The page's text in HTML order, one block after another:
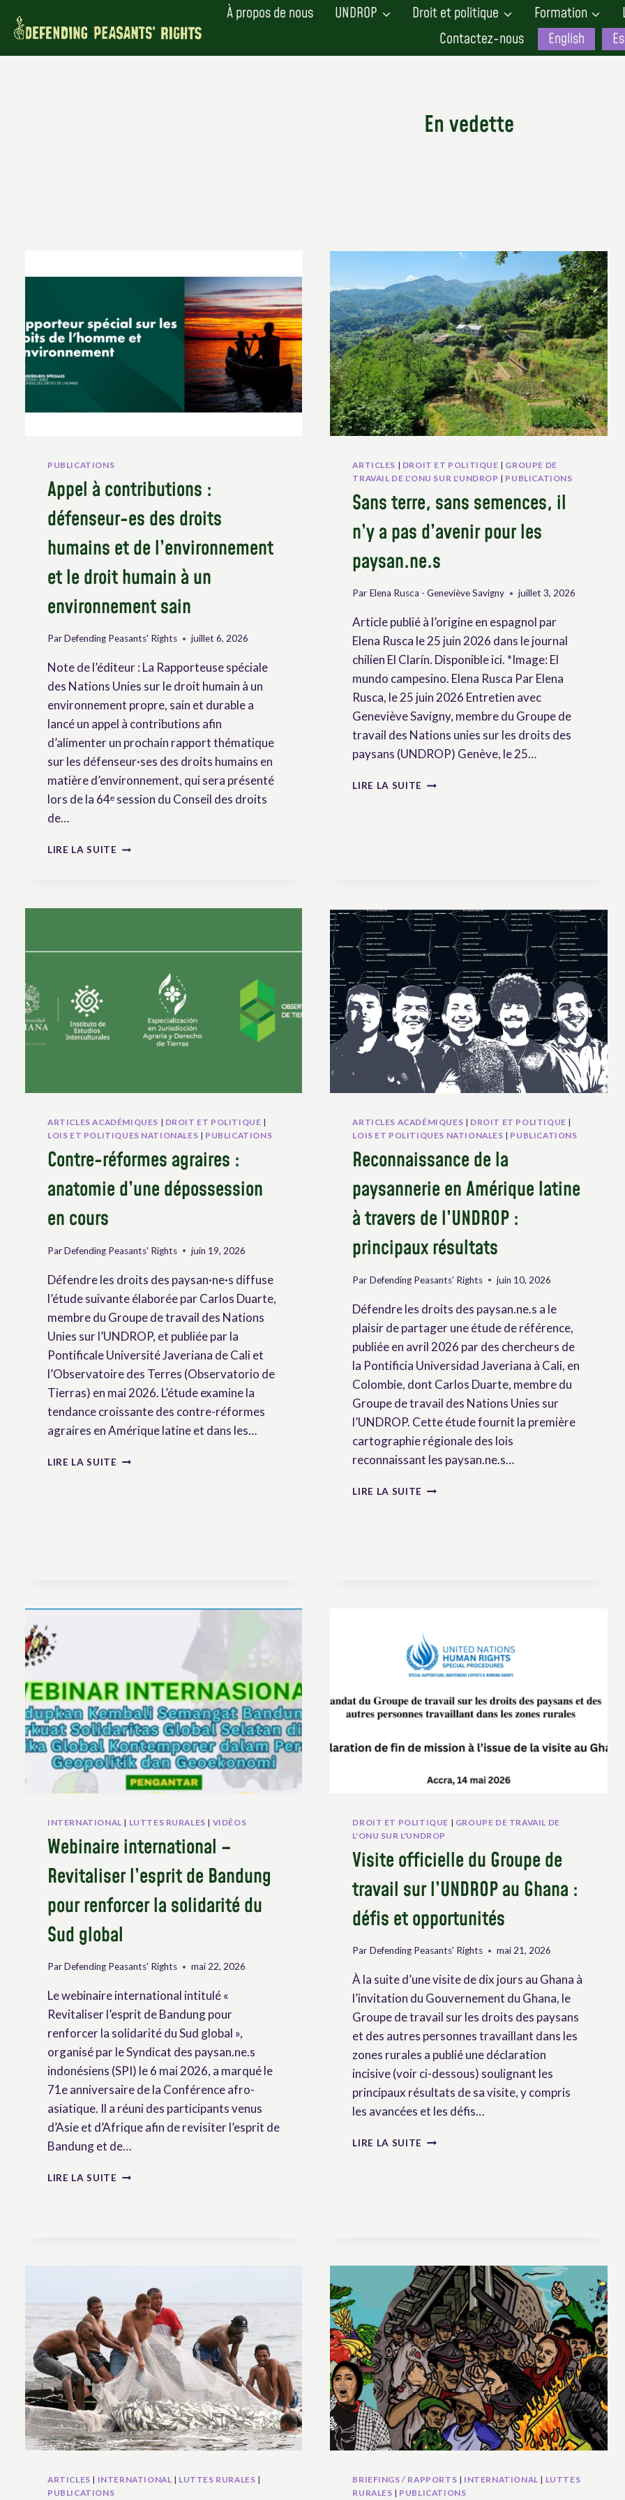
À propos de nous UNDROP Droit et politique Formation
Contactez-nous
English
En vedette
PUBLICATIONS
Appel à contributions :
défenseur-es des droits
humains et de l’environnement
et le droit humain à un
environnement sain
ParDefending Peasants' Rights juillet 6, 2026
Note de l’éditeur : La Rapporteuse spéciale
des Nations Unies sur le droit humain à un
environnement propre, sain et durable a
lancé un appel à contributions afin
d’alimenter un prochain rapport thématique
sur les défenseur·ses des droits humains en
matière d’environnement, qui sera présenté
lors de la 64ᵉ session du Conseil des droits
de…
LIRE LA SUITE APPEL
DROITS
L’ENVIRONNEMENT
UN
SAIN
ARTICLES | DROIT ET POLITIQUE | GROUPE DE
TRAVAIL DE L'ONU SUR L'UNDROP | PUBLICATIONS
Sans terre, sans semences, il
n’y a pas d’avenir pour les
paysan.ne.s
Par Elena Rusca - Geneviève Savigny juillet 3, 2026
Article publié à l’origine en espagnol par
Elena Rusca le 25 juin 2026 dans le journal
chilien El Clarín. Disponible ici. *Image: El
mundo campesino. Elena Rusca Par Elena
Rusca, le 25 juin 2026 Entretien avec
Geneviève Savigny, membre du Groupe de
travail des Nations unies sur les droits des
paysans (UNDROP) Genève, le 25…
LIRE LA SUITE SANS
POUR
LES
PAYSAN.NE.S
ARTICLES ACADÉMIQUES | DROIT ET POLITIQUE |
LOIS ET POLITIQUES NATIONALES | PUBLICATIONS
Contre-réformes agraires :
anatomie d’une dépossession
en cours
ParDefending Peasants' Rights juin 19, 2026
Défendre les droits des paysan·ne·s diffuse
l’étude suivante élaborée par Carlos Duarte,
membre du Groupe de travail des Nations
Unies sur l’UNDROP, et publiée par la
Pontificale Université Javeriana de Cali et
l’Observatoire des Terres (Observatorio de
Tierras) en mai 2026. L’étude examine la
tendance croissante des contre-réformes
agraires en Amérique latine et dans les…
LIRE LA SUITE CONTRE-
ARTICLES ACADÉMIQUES | DROIT ET POLITIQUE |
LOIS ET POLITIQUES NATIONALES | PUBLICATIONS
Reconnaissance de la
paysannerie en Amérique latine
à travers de l’UNDROP :
principaux résultats
Par Defending Peasants' Rights juin 10, 2026
Défendre les droits des paysan.ne.s a le
plaisir de partager une étude de référence,
publiée en avril 2026 par des chercheurs de
la Pontificia Universidad Javeriana à Cali, en
Colombie, dont Carlos Duarte, membre du
Groupe de travail des Nations Unies sur
l’UNDROP. Cette étude fournit la première
cartographie régionale des lois
reconnaissant les paysan.ne.s…
LIRE LA SUITE RECONNAISSANCE
L’UNDROP
:
PRINCIPAUX
RÉSULTATS
INTERNATIONAL | LUTTES RURALES | VIDÉOS
Webinaire international –
Revitaliser l’esprit de Bandung
pour renforcer la solidarité du
Sud global
ParDefending Peasants' Rights mai 22, 2026
Le webinaire international intitulé «
Revitaliser l’esprit de Bandung pour
renforcer la solidarité du Sud global »,
organisé par le Syndicat des paysan.ne.s
indonésiens (SPI) le 6 mai 2026, a marqué le
71e anniversaire de la Conférence afro-
asiatique. Il a réuni des participants venus
d’Asie et d’Afrique afin de revisiter l’esprit de
Bandung et de…
LIRE LA SUITE WEBINAIRE
RENFORCER
LA
SOLIDARITÉ
DU
SUD
GLOBAL
DROIT ET POLITIQUE | GROUPE DE TRAVAIL DE
L'ONU SUR L'UNDROP
Visite officielle du Groupe de
travail sur l’UNDROP au Ghana :
défis et opportunités
Par Defending Peasants' Rights mai 21, 2026
À la suite d’une visite de dix jours au Ghana à
l’invitation du Gouvernement du Ghana, le
Groupe de travail sur les droits des paysans
et des autres personnes travaillant dans les
zones rurales a publié une déclaration
incisive (voir ci-dessous) soulignant les
principaux résultats de sa visite, y compris
les avancées et les défis…
LIRE LA SUITE VISITE
GHANA
:
DÉFIS
ET
OPPORTUNITÉS
ARTICLES | INTERNATIONAL | LUTTES RURALES |
PUBLICATIONS
BRIEFINGS / RAPPORTS | INTERNATIONAL | LUTTES
RURALES | PUBLICATIONS